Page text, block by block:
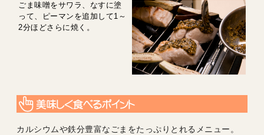
ごま味噌をサワラ、なすに塗
って、ピーマンを追加して1～
2分ほどさらに焼く。
カルシウムや鉄分豊富なごまをたっぷりとれるメニュー。